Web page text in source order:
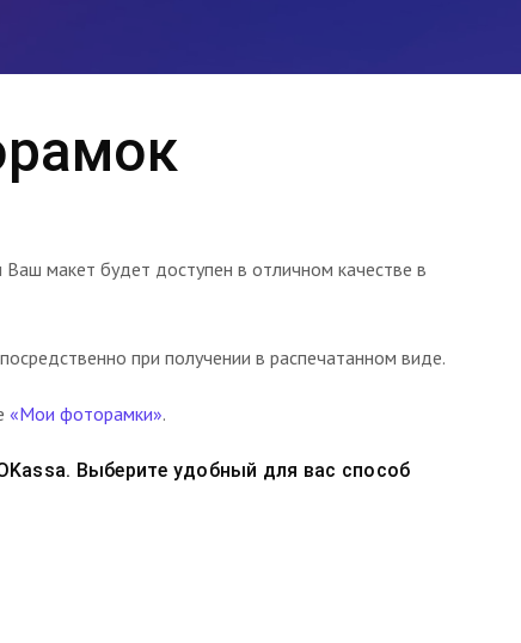
Ваш макет будет доступен в отличном качестве в
при получении в распечатанном виде.
«Мои фоторамки».
Выберите удобный для вас способ